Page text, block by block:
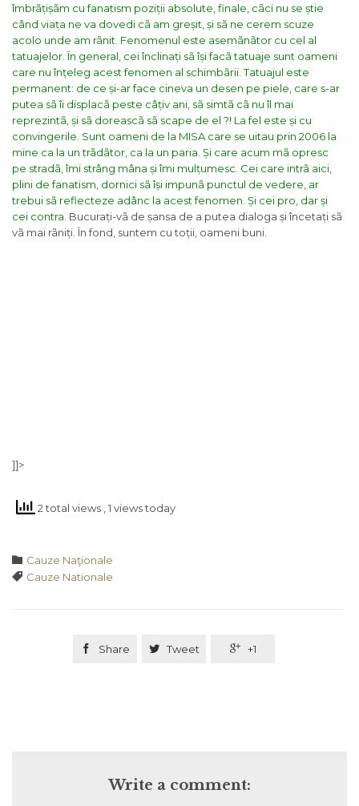
îmbrãțișãm cu fanatism poziții absolute, finale, cãci nu se știe
când viața ne va dovedi cã am greșit, și sã ne cerem scuze
acolo unde am rãnit. Fenomenul este asemãnãtor cu cel al
tatuajelor. În general, cei înclinați sã își facã tatuaje sunt oameni
care nu înțeleg acest fenomen al schimbãrii. Tatuajul este
permanent: de ce și-ar face cineva un desen pe piele, care s-ar
putea sã îi displacã peste câțiv ani, sã simtã cã nu îl mai
reprezintã, și sã doreascã sã scape de el ?! La fel este și cu
convingerile. Sunt oameni de la MISA care se uitau prin 2006 la
mine ca la un trãdãtor, ca la un paria. Și care acum mã opresc
pe stradã, îmi strâng mâna și îmi mulțumesc. Cei care intrã aici,
plini de fanatism, dornici sã își impunã punctul de vedere, ar
trebui sã reflecteze adânc la acest fenomen. Și cei pro, dar și
cei contra. Bucurați-vã de șansa de a putea dialoga și încetați sã
vã mai rãniți. În fond, suntem cu toții, oameni buni.
]]>
2 total views , 1 views today
 Category
Cauze Naţionale
 Tags
Cauze Nationale
 Share  Tweet  +1
Write a comment: